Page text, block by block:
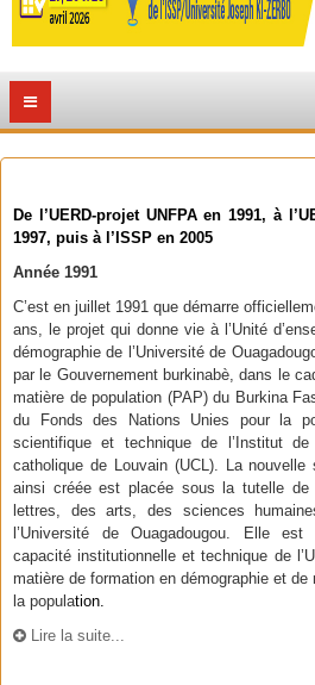
De l’UERD-projet UNFPA en 1991, à
1997, puis à l’ISSP en 2005
Année 1991
C’est en juillet 1991 que démarre
ans, le projet qui donne vie à l’Unité
démographie de l’Université de
par le Gouvernement burkinabè, dans le
matière de population (PAP) du Burkina
du Fonds des Nations Unies pour la
scientifique et technique de l’Institut de
catholique de Louvain (UCL). La
ainsi créée est placée sous la tutelle
lettres, des arts, des sciences
l’Université de Ouagadougou. Elle
capacité institutionnelle et technique de
matière de formation en démographie et
la population.
Lire la suite...